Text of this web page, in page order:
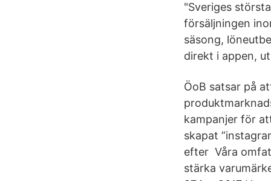
"Sveriges
försäljningen
säsong,
direkt i appen,
ÖoB satsar på
kampanjer för
skapat
efter Våra
stärka